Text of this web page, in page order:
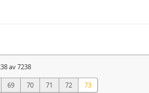
av 7238
69 70 71 72 73